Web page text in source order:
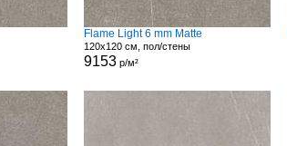
Flame Light 6 mm Matte
120x120 см, пол/стены
9153 р/м²